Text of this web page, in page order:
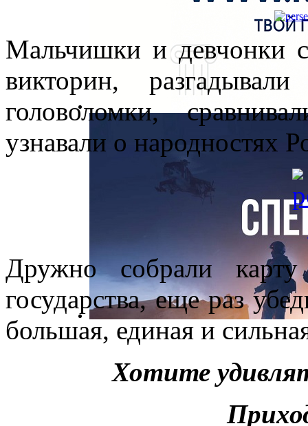
Мальчишки и девчонки
викторин,
головоломки,
узнавали о народностях
Дружно собрали карту
государства, еще раз
большая, единая и
Хотите